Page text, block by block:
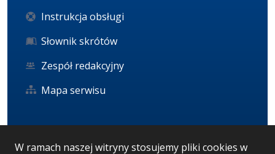
W ramach naszej witryny stosujemy pliki cookies w
Instrukcja obsługi
Słownik skrótów
Zespół redakcyjny
Mapa serwisu